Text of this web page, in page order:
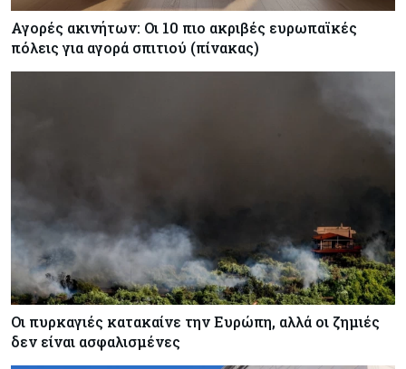
Αγορές ακινήτων: Οι 10 πιο ακριβές ευρωπαϊκές
πόλεις για αγορά σπιτιού (πίνακας)
Οι πυρκαγιές κατακαίνε την Ευρώπη, αλλά οι ζημιές
δεν είναι ασφαλισμένες